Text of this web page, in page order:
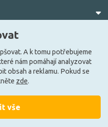
A k tomu potřebujeme
nám pomáhají analyzovat
obsah a reklamu. Pokud se
zde.
vše